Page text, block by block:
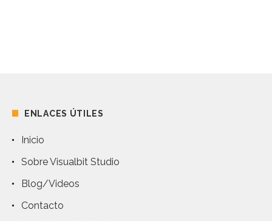
ENLACES ÚTILES
Inicio
Sobre Visualbit Studio
Blog/Videos
Contacto